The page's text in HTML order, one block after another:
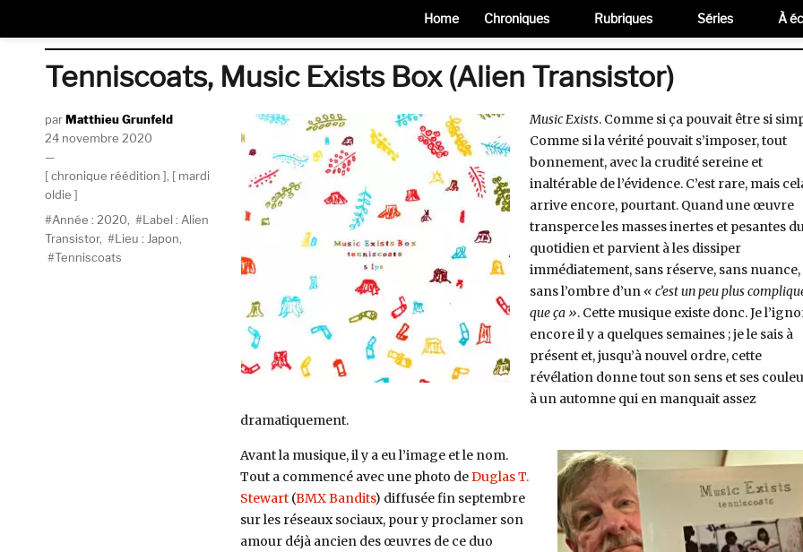
Tenniscoats, Music Exists Box (Alien Transistor)
Music Exists. Comme si ça pouvait être si
Comme si la vérité pouvait s’imposer, tout
bonnement, avec la crudité sereine et
inaltérable de l’évidence. C’est rare, mais
arrive encore, pourtant. Quand une œuvre
transperce les masses inertes et pesantes
quotidien et parvient à les dissiper
immédiatement, sans réserve, sans nuance,
sans l’ombre d’un « c’est un peu plus
que ça ». Cette musique existe donc. Je
encore il y a quelques semaines ; je le sais à
présent et, jusqu’à nouvel ordre, cette
révélation donne tout son sens et ses
à un automne qui en manquait assez
dramatiquement.
Avant la musique, il y a eu l’image et le nom.
Tout a commencé avec une photo deDuglas T.
Stewart(BMX Bandits) diffusée fin septembre
sur les réseaux sociaux, pour y proclamer son
amour déjà ancien des œuvres de ce duo
AuteurMatthieu Grunfeld
Publié
le
24 novembre 2020
Catégories
chronique réédition
mardi
oldie
Étiquettes
Année : 2020
Label : Alien
Transistor, Lieu : Japon
Tenniscoats
Home Chroniques Rubriques Séries À